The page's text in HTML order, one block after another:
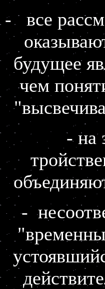
- все
будущее
чем
- на
-